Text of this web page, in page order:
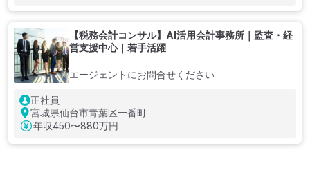
【税務会計コンサル】AI活用会計事務所｜監査・経
営支援中心｜若手活躍
エージェントにお問合せください
正社員
宮城県仙台市青葉区一番町
年収450〜880万円